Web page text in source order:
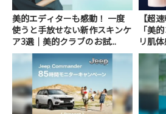
美的エディターも感動！ 一度
使うと手放せない新作スキンケ
ア3選｜美的クラブのお試...
【超
「美
リ肌